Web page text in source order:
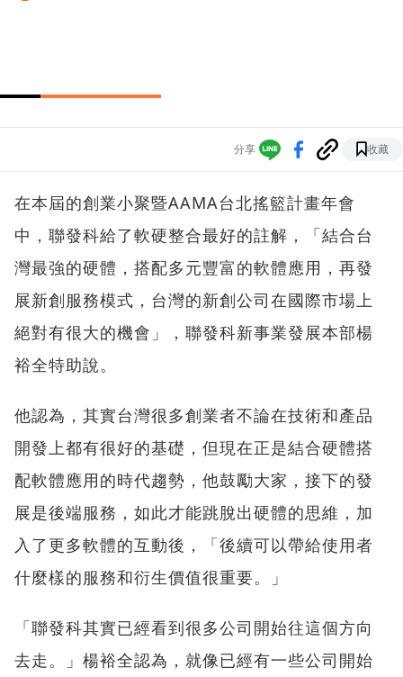
分享 收藏
在本屆的創業小聚暨AAMA台北搖籃計畫年會
中，聯發科給了軟硬整合最好的註解，「結合台
灣最強的硬體，搭配多元豐富的軟體應用，再發
展新創服務模式，台灣的新創公司在國際市場上
絕對有很大的機會」，聯發科新事業發展本部楊
裕全特助說。
他認為，其實台灣很多創業者不論在技術和產品
開發上都有很好的基礎，但現在正是結合硬體搭
配軟體應用的時代趨勢，他鼓勵大家，接下的發
展是後端服務，如此才能跳脫出硬體的思維，加
入了更多軟體的互動後，「後續可以帶給使用者
什麼樣的服務和衍生價值很重要。」
「聯發科其實已經看到很多公司開始往這個方向
去走。」楊裕全認為，就像已經有一些公司開始